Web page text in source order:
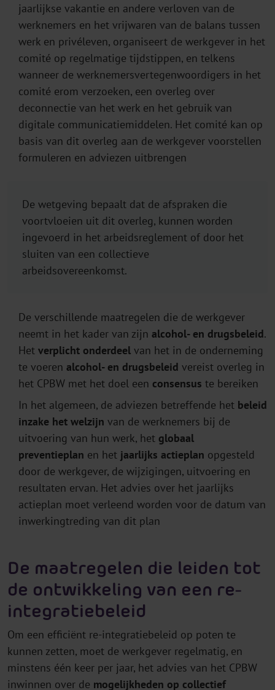
jaarlijkse vakantie en andere verloven van de
werknemers en het vrijwaren van de balans tussen
werk en privéleven, organiseert de werkgever in het
comité op regelmatige tijdstippen, en telkens
wanneer de werknemersvertegenwoordigers in het
comité erom verzoeken, een overleg over
deconnectie van het werk en het gebruik van
digitale communicatiemiddelen. Het comité kan op
basis van dit overleg aan de werkgever voorstellen
formuleren en adviezen uitbrengen
De wetgeving bepaalt dat de afspraken die
voortvloeien uit dit overleg, kunnen worden
ingevoerd in het arbeidsreglement of door het
sluiten van een collectieve
arbeidsovereenkomst.
De verschillende maatregelen die de werkgever
neemt in het kader van zijn alcohol- en drugsbeleid.
Het verplicht onderdeel van het in de onderneming
te voeren alcohol- en drugsbeleid vereist overleg in
het CPBW met het doel een consensus te bereiken
In het algemeen, de adviezen betreffende het beleid
inzake het welzijn van de werknemers bij de
uitvoering van hun werk, het globaal
preventieplan en het jaarlijks actieplan opgesteld
door de werkgever, de wijzigingen, uitvoering en
resultaten ervan. Het advies over het jaarlijks
actieplan moet verleend worden voor de datum van
inwerkingtreding van dit plan
De maatregelen die leiden tot
de ontwikkeling van een re-
integratiebeleid
Om een efficiënt re-integratiebeleid op poten te
kunnen zetten, moet de werkgever regelmatig, en
minstens één keer per jaar, het advies van het CPBW
inwinnen over de mogelijkheden op collectief